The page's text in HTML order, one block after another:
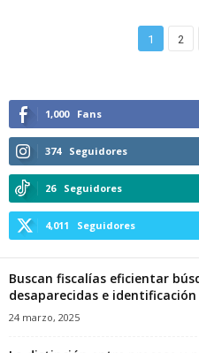
1 2
1,000 Fans
374 Seguidores
26 Seguidores
4,011 Seguidores
Buscan fiscalías eficientar
desaparecidas e identificación
24 marzo, 2025